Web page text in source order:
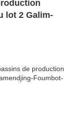
lot 2 Galim-